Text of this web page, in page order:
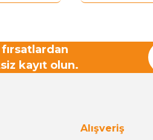
kayıt olun.
Alışveriş